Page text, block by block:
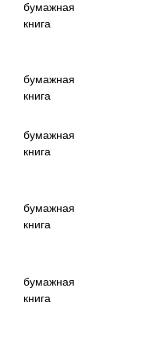
бумажная
книга
бумажная
книга
бумажная
книга
бумажная
книга
бумажная
книга